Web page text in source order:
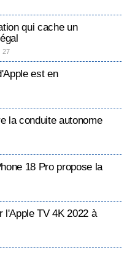
qui cache un
27
est en
la conduite autonome
18 Pro propose la
l'Apple TV 4K 2022 à